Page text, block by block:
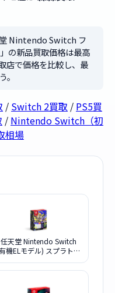
Nintendo Switch フ
の新品買取価格は最高
店で価格を比較し、最
。
/ Switch 2買取 / PS5買
/ Nintendo Switch（初
相場
任天堂 Nintendo Switch
機ELモデル) スプラトゥ